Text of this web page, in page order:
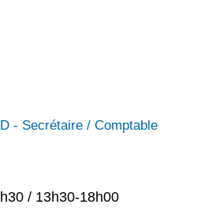
- Secrétaire / Comptable
/ 13h30-18h00